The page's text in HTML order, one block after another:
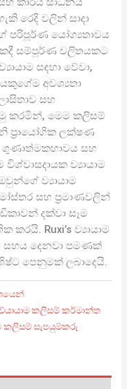
රෙදි වලින් සාදා
පරිපූර්ණ යෝග්‍යතාවය
සම්පූර්ණ චලිතයකට
සඳහා වේවා,
අවශ්‍යතා
සහ
කරමින්, මෙම කලිසම්
ප්‍රායෝගික ලක්ෂණ
සහ
ව්‍යායාම
ව්‍යායාම
සහ ප්‍රමාණවලින්
දක්වා සෑම
Ruxi’s ව්‍යායාම
සහය දෙනවා පමණක්
පෙනුමක් ලබාදෙයි.
කලිසම් කර්මාන්ත
කලිසම් සැපයුම්කරු